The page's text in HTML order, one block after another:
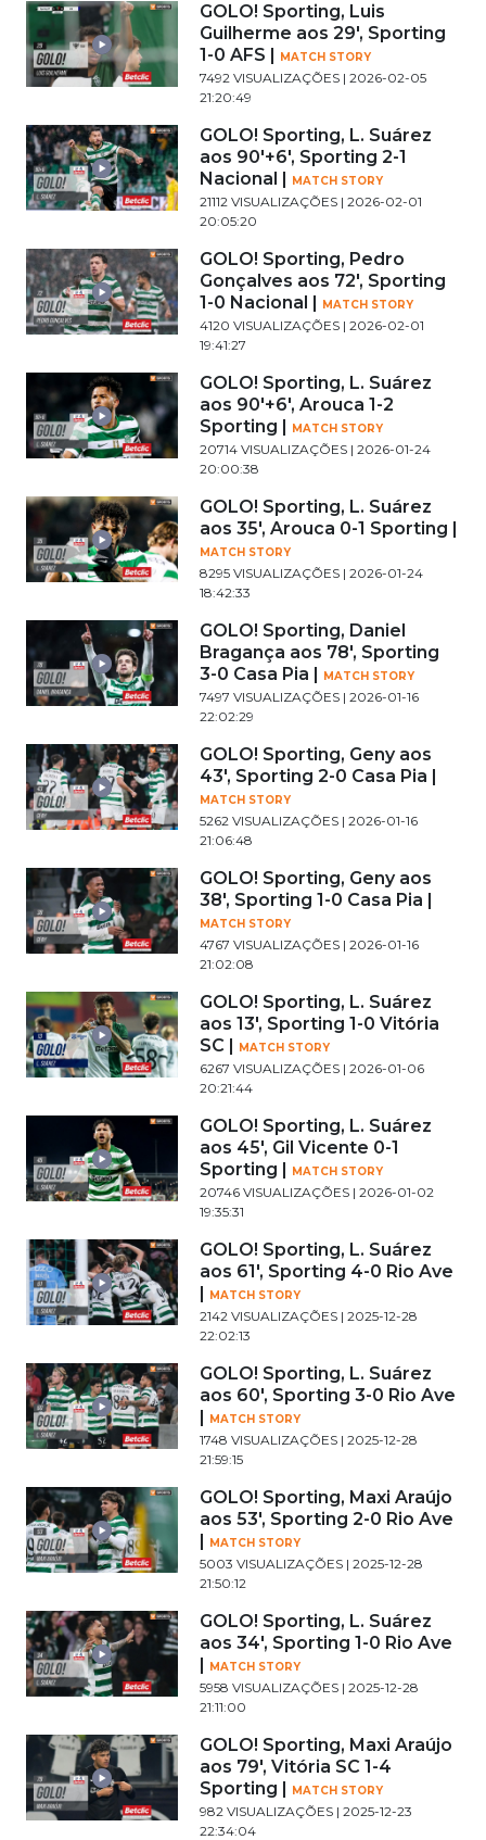
GOLO! Sporting, Luis
Guilherme aos 29', Sporting
1-0 AFS |
MATCH STORY
7492 VISUALIZAÇÕES | 2026-02-05
21:20:49
GOLO! Sporting, L. Suárez
aos 90'+6', Sporting 2-1
Nacional |
MATCH STORY
21112 VISUALIZAÇÕES | 2026-02-01
20:05:20
GOLO! Sporting, Pedro
Gonçalves aos 72', Sporting
1-0 Nacional |
MATCH STORY
4120 VISUALIZAÇÕES | 2026-02-01
19:41:27
GOLO! Sporting, L. Suárez
aos 90'+6', Arouca 1-2
Sporting |
MATCH STORY
20714 VISUALIZAÇÕES | 2026-01-24
20:00:38
GOLO! Sporting, L. Suárez
aos 35', Arouca 0-1 Sporting |
MATCH STORY
8295 VISUALIZAÇÕES | 2026-01-24
18:42:33
GOLO! Sporting, Daniel
Bragança aos 78', Sporting
3-0 Casa Pia |
MATCH STORY
7497 VISUALIZAÇÕES | 2026-01-16
22:02:29
GOLO! Sporting, Geny aos
43', Sporting 2-0 Casa Pia |
MATCH STORY
5262 VISUALIZAÇÕES | 2026-01-16
21:06:48
GOLO! Sporting, Geny aos
38', Sporting 1-0 Casa Pia |
MATCH STORY
4767 VISUALIZAÇÕES | 2026-01-16
21:02:08
GOLO! Sporting, L. Suárez
aos 13', Sporting 1-0 Vitória
SC |
MATCH STORY
6267 VISUALIZAÇÕES | 2026-01-06
20:21:44
GOLO! Sporting, L. Suárez
aos 45', Gil Vicente 0-1
Sporting |
MATCH STORY
20746 VISUALIZAÇÕES | 2026-01-02
19:35:31
GOLO! Sporting, L. Suárez
aos 61', Sporting 4-0 Rio Ave
MATCH STORY
2142 VISUALIZAÇÕES | 2025-12-28
22:02:13
GOLO! Sporting, L. Suárez
aos 60', Sporting 3-0 Rio Ave
MATCH STORY
1748 VISUALIZAÇÕES | 2025-12-28
21:59:15
GOLO! Sporting, Maxi Araújo
aos 53', Sporting 2-0 Rio Ave
MATCH STORY
5003 VISUALIZAÇÕES | 2025-12-28
21:50:12
GOLO! Sporting, L. Suárez
aos 34', Sporting 1-0 Rio Ave
MATCH STORY
5958 VISUALIZAÇÕES | 2025-12-28
21:11:00
GOLO! Sporting, Maxi Araújo
aos 79', Vitória SC 1-4
Sporting |
MATCH STORY
982 VISUALIZAÇÕES | 2025-12-23
22:34:04